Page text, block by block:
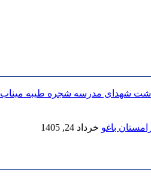
شهدای مدرسه شجره طیبه میناب
خرداد 24, 1405